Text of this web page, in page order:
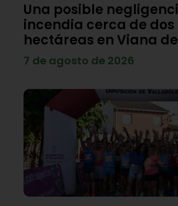
Una posible
incendia cerca de dos
hectáreas en Viana
7 de agosto de 2026